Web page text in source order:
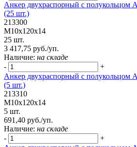
Анкер двухраспорный с полукольцом
(25 шт.)
213300
М10х120х14
25 шт.
3 417,75 руб./уп.
Наличие: на складе
-
+
Анкер двухраспорный с полукольцом
(5 шт.)
213310
М10х120х14
5 шт.
691,40 руб./уп.
Наличие: на складе
-
+